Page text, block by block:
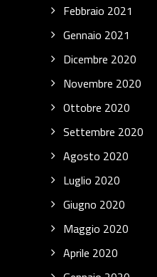
Febbraio 2021
Gennaio 2021
Dicembre 2020
Novembre 2020
Ottobre 2020
Settembre 2020
Agosto 2020
Luglio 2020
Giugno 2020
Maggio 2020
Aprile 2020